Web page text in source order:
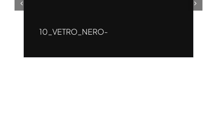
10_VETRO_NERO-